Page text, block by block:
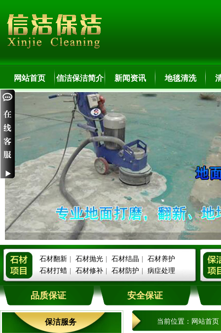
网站首页 信洁保洁简介 新闻资讯 地毯清洗
石材翻新 石材抛光 石材结晶
石材养护
石材打蜡
石材修补 石材防护 病症处理
品质保证 安全保证
保洁服务 当前位置： 网站首页